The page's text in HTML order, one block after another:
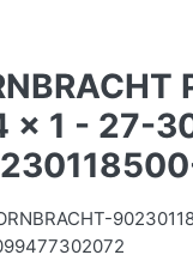
x 1 - 27-